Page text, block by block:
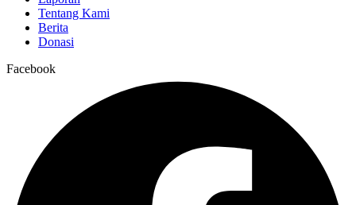
Tentang Kami
Berita
Donasi
Facebook